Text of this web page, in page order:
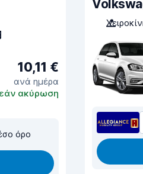
10,11 €
ανά ημέρα
ακύρωση
όρο